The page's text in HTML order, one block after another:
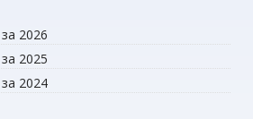
2026
2025
2024